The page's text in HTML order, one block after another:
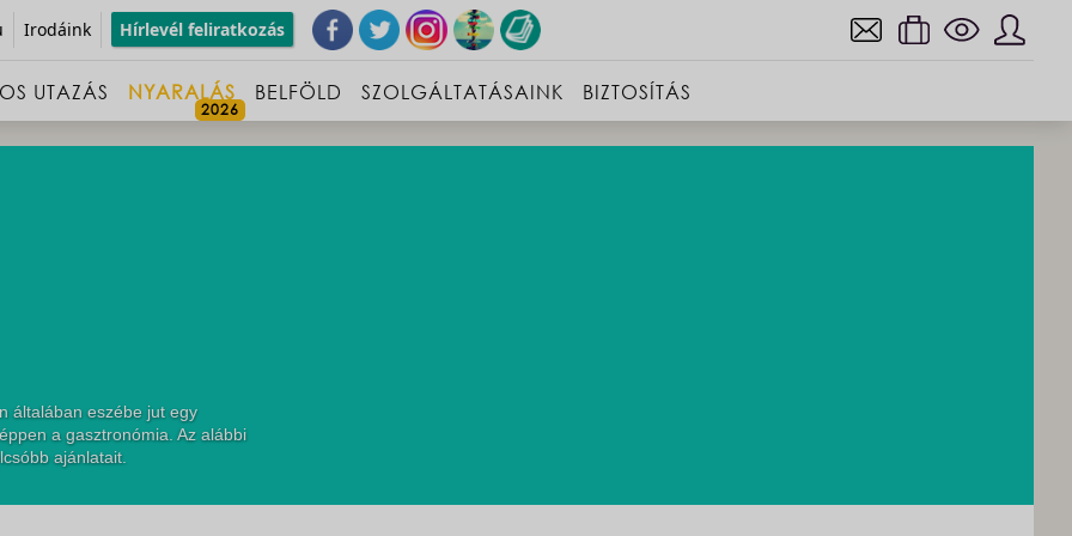
Irodáink Hírlevél feliratkozás
UTAZÁS NYARALÁS BELFÖLD SZOLGÁLTATÁSAINK BIZTOSÍTÁS
általában eszébe jut egy
a gasztronómia. Az alábbi
ajánlatait.